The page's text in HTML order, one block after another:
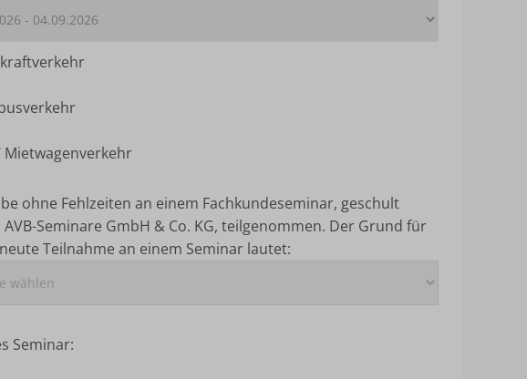
Mietwagenverkehr
ohne Fehlzeiten an einem Fachkundeseminar, geschult
Seminare GmbH & Co. KG, teilgenommen. Der Grund für
Teilnahme an einem Seminar lautet:
Seminar: